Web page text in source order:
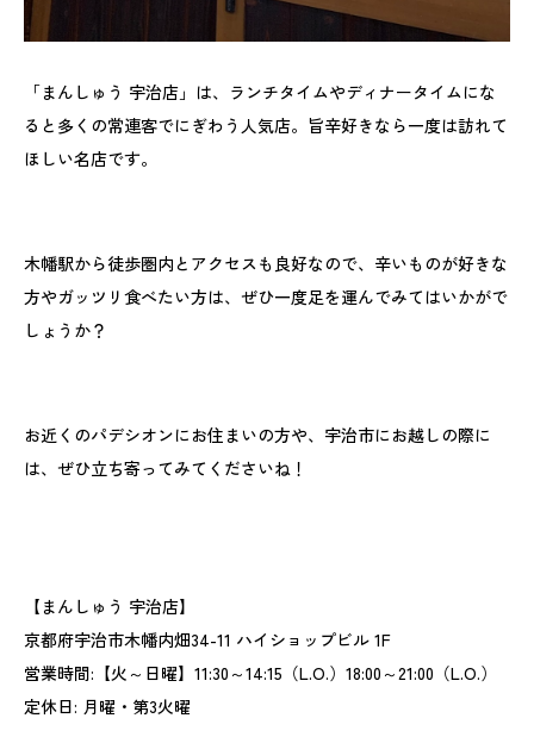
「まんしゅう 宇治店」は、ランチタイムやディナータイムにな
ると多くの常連客でにぎわう人気店。旨辛好きなら一度は訪れて
ほしい名店です。
木幡駅から徒歩圏内とアクセスも良好なので、辛いものが好きな
方やガッツリ食べたい方は、ぜひ一度足を運んでみてはいかがで
しょうか？
お近くのパデシオンにお住まいの方や、宇治市にお越しの際に
は、ぜひ立ち寄ってみてくださいね！
【まんしゅう 宇治店】
京都府宇治市木幡内畑34-11 ハイショップビル 1F
営業時間:【火～日曜】11:30～14:15（L.O.）18:00～21:00（L.O.）
定休日: 月曜・第3火曜